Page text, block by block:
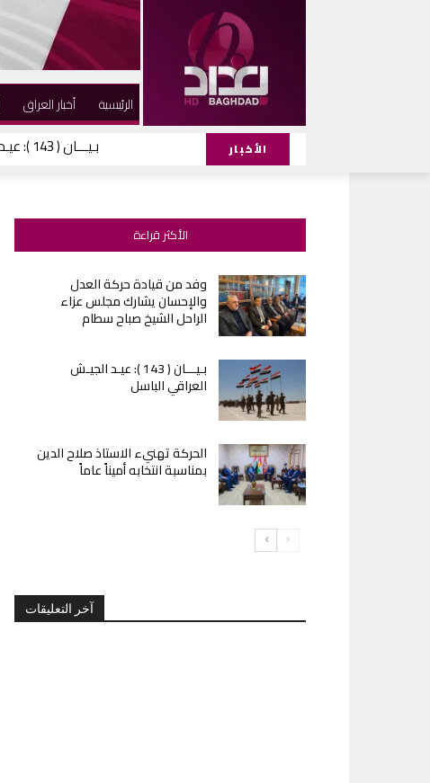
أخبار العراق الرئيسية
الأخبار بـيـــان ( 143 ): عيـد الجيـش العراقي الباسل
الأكثر قراءة
وفد من قيادة حركة العدل
والإحسان يشارك مجلس عزاء
الراحل الشيخ صباح سطام
بـيـــان ( 143 ): عيـد الجيـش
العراقي الباسل
الحركة تهنيء الاستاذ صلاح الدين
بمناسبة انتخابه أميناً عاماً
آخر التعليقات